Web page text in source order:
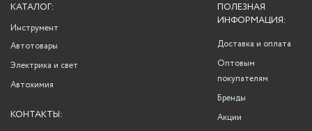
ПОЛЕЗНАЯ
ИНФОРМАЦИЯ:
Доставка и оплата
Оптовым
покупателям
Бренды
Акции
КАТАЛОГ:
Инструмент
Автотовары
Электрика и свет
Автохимия
КОНТАКТЫ: